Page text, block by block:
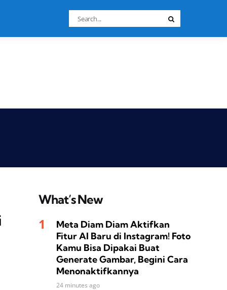
Search
for:
What’s New
Meta Diam Diam Aktifkan
Fitur AI Baru di Instagram! Foto
Kamu Bisa Dipakai Buat
Generate Gambar, Begini Cara
Menonaktifkannya
24 minutes ago